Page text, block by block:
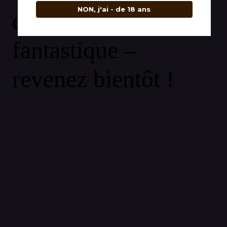
quelque chose de
fantastique –
revenez bientôt !
NON, j'ai - de 18 ans